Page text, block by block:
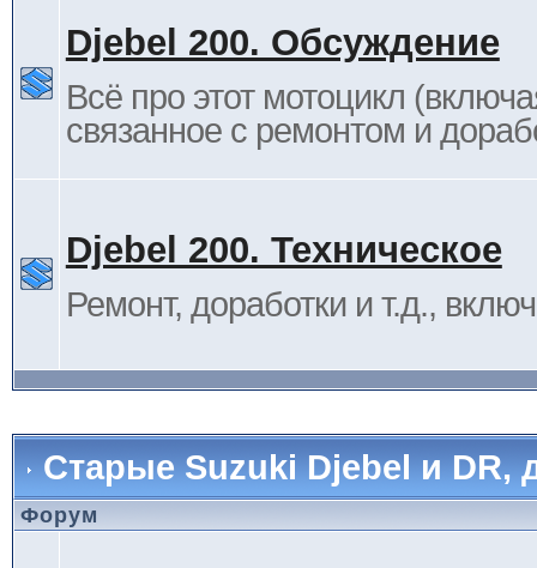
Djebel 200. Обсуждение
Всё про этот мотоцикл
связанное с ремонтом и
Djebel 200. Техническое
Ремонт, доработки и т.д.,
Старые Suzuki Djebel и DR,
Форум